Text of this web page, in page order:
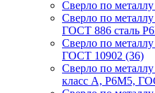
Сверло по металлу
Сверло по
ГОСТ 886 сталь
Сверло по
ГОСТ 10902 (36)
Сверло по
класс А, Р6М5,